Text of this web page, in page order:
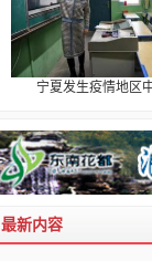
宁夏发生疫情地区
最新内容